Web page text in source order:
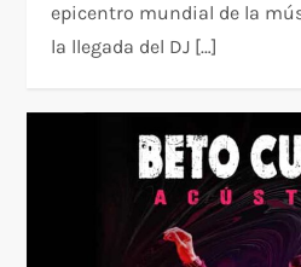
epicentro mundial de la
la llegada del DJ […]